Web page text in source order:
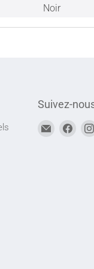
Noir
Suivez-
Trouvez-